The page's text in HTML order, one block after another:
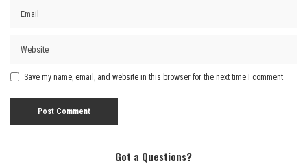
Save my name, email, and website in this browser for the next time I comment.
Got a Questions?